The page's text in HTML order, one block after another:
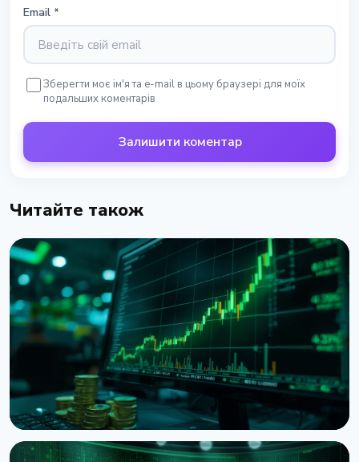
Email *
Зберегти моє ім'я та e-mail в цьому браузері для моїх
подальших коментарів
Залишити коментар
Читайте також
НОВИНА